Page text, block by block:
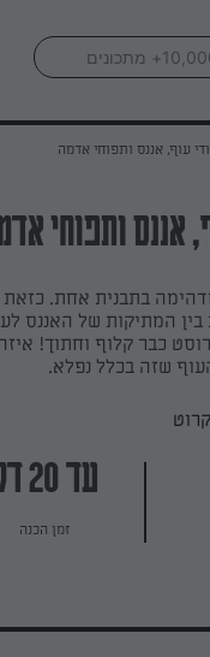
עוף, אננס ותפוחי אדמה
אננס ותפוחי
בתבנית אחת.
המתיקות של האננס
כבר קלוף וחתוך!
שזה בכלל נפלא.
עד 20 דק
זמן הכנה